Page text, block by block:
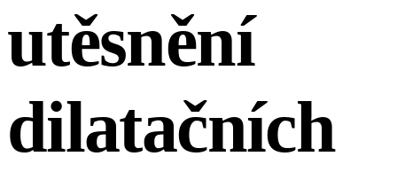
utěsnění
dilatačních